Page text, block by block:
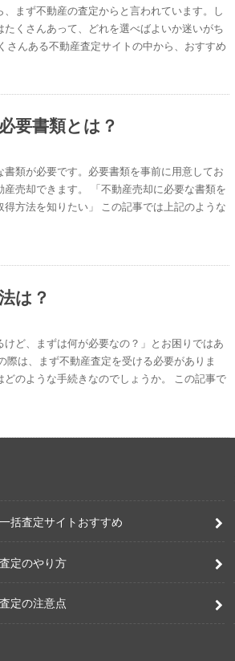
まず不動産の査定からと言われています。し
くさんあって、どれを選べばよいか迷いがち
さんある不動産査定サイトの中から、おすすめ
要書類とは？
類が必要です。必要書類を事前に用意してお
産売却できます。 「不動産売却に必要な書類を
方法を知りたい」 この記事では上記のような
は？
けど、まずは何が必要なの？」とお困りではあ
際は、まず不動産査定を受ける必要がありま
のような手続きなのでしょうか。 この記事で
括査定サイトおすすめ
定のやり方
定の注意点